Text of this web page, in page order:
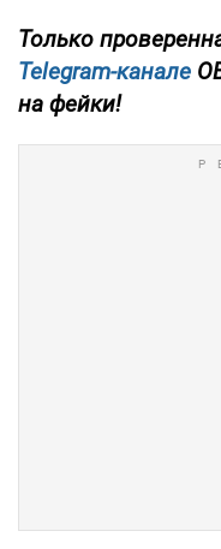
Только
Telegram-канале
на фейки!